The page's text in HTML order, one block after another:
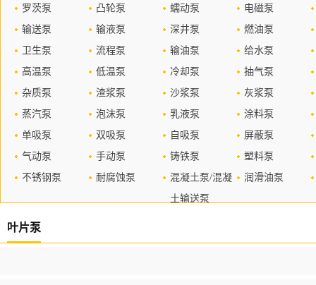
罗茨泵
凸轮泵 蠕动泵
电磁泵
输送泵
输液泵 深井泵
燃油泵
卫生泵
流程泵 输油泵
给水泵
高温泵
低温泵 冷却泵
抽气泵
杂质泵
渣浆泵 沙浆泵
灰浆泵
蒸汽泵
泡沫泵 乳液泵
涂料泵
单吸泵
双吸泵 自吸泵
屏蔽泵
气动泵
手动泵 铸铁泵
塑料泵
不锈钢泵
耐腐蚀泵
混凝土泵/混凝
土输送泵
润滑油泵
叶片泵